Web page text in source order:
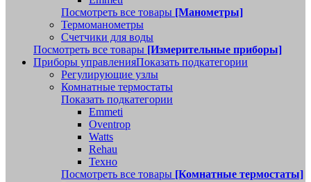
Посмотреть все товары [Манометры]
Термоманометры
Счетчики для воды
Посмотреть все товары [Измерительные приборы]
Приборы управленияПоказать подкатегории
Регулирующие узлы
Комнатные термостаты
Показать подкатегории
Emmeti
Oventrop
Watts
Rehau
Техно
Посмотреть все товары [Комнатные термостаты]